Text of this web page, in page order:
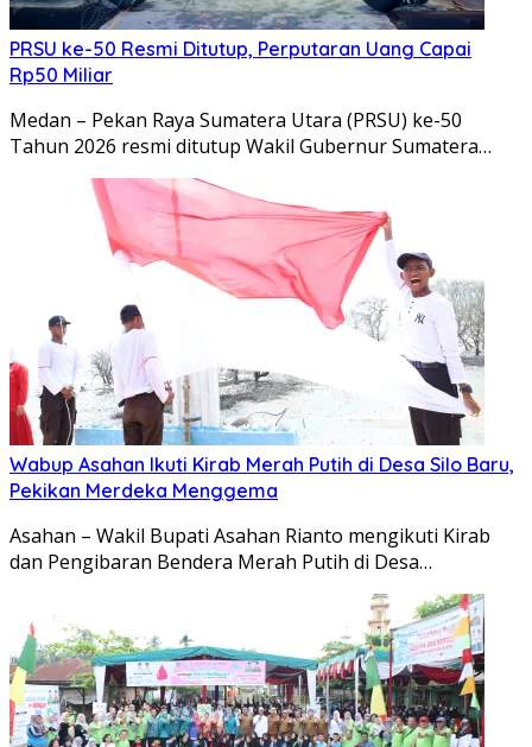
PRSU ke-50 Resmi Ditutup, Perputaran Uang Capai
Rp50 Miliar
Medan – Pekan Raya Sumatera Utara (PRSU) ke-50
Tahun 2026 resmi ditutup Wakil Gubernur Sumatera…
Wabup Asahan Ikuti Kirab Merah Putih di Desa Silo Baru,
Pekikan Merdeka Menggema
Asahan – Wakil Bupati Asahan Rianto mengikuti Kirab
dan Pengibaran Bendera Merah Putih di Desa…